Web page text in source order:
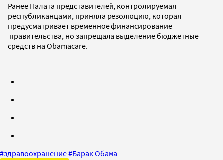
Ранее Палата представителей, контролируемая
республиканцами, приняла резолюцию, которая
предусматривает временное финансирование
правительства, но запрещала выделение бюджетные
средств на Obamacare.
#здравоохранение#Барак Обама